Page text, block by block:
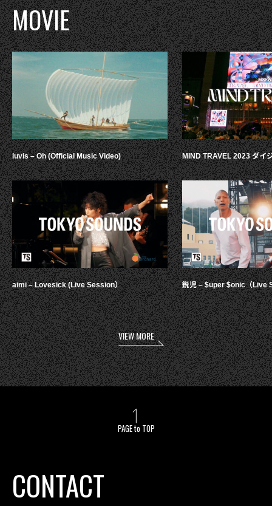
MOVIE
luvis – Oh (Official Music Video)
aimi – Lovesick (Live Session）
MIND TRAVEL 2023 ダイ
鋭児 – $uper $onic（Live
VIEW MORE
PAGE to TOP
CONTACT